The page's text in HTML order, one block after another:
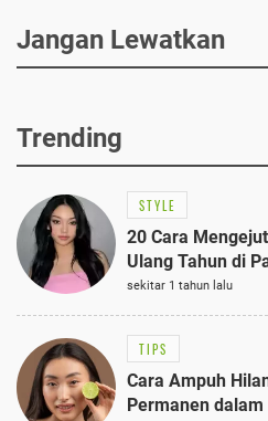
Jangan Lewatkan
Trending
STYLE
20 Cara
Ulang Tahun di
Anggun dengan
sekitar 1 tahun lalu
TIPS
Cara Ampuh
Permanen